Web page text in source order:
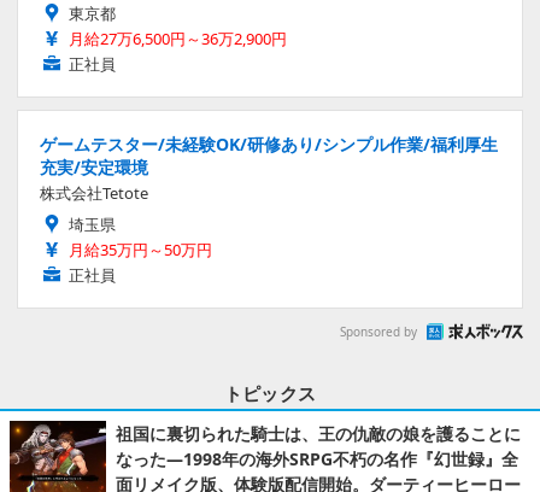
東京都
月給27万6,500円～36万2,900円
正社員
ゲームテスター/未経験OK/研修あり/シンプル作業/福利厚生
充実/安定環境
株式会社Tetote
埼玉県
月給35万円～50万円
正社員
Sponsored by
トピックス
祖国に裏切られた騎士は、王の仇敵の娘を護ることに
なった―1998年の海外SRPG不朽の名作『幻世録』全
面リメイク版、体験版配信開始。ダーティーヒーロー